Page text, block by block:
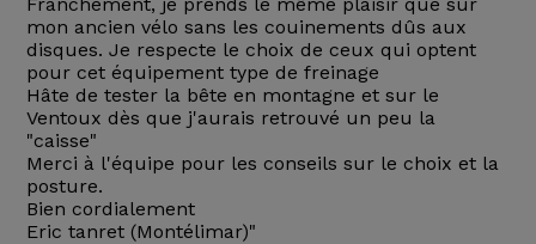
mon ancien vélo sans les couinements dûs aux
disques. Je respecte le choix de ceux qui optent
pour cet équipement type de freinage
Hâte de tester la bête en montagne et sur le
Ventoux dès que j'aurais retrouvé un peu la
"caisse"
Merci à l'équipe pour les conseils sur le choix et la
posture.
Bien cordialement
Eric tanret (Montélimar)"